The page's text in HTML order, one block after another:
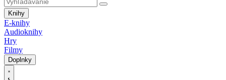
Knihy
E-knihy
Audioknihy
Hry
Filmy
Doplnky